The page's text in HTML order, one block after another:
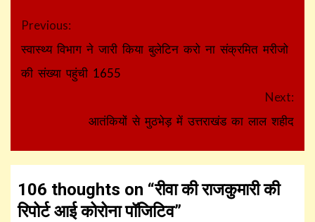
Continue
Reading
Previous:
स्वास्थ्य विभाग ने जारी किया बुलेटिन करो ना संक्रमित मरीजो
की संख्या पहुंची 1655
Next:
आतंकियों से मुठभेड़ में उत्तराखंड का लाल शहीद
106 thoughts on “रीवा की राजकुमारी की
रिपोर्ट आई कोरोना पॉजिटिव”